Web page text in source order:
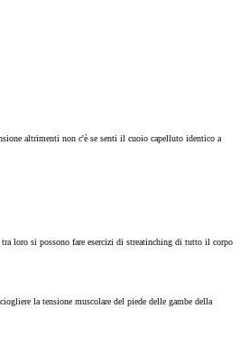
altrimenti non c'è se senti il cuoio capelluto identico a
loro si possono fare esercizi di streatinching di tutto il corpo
la tensione muscolare del piede delle gambe della